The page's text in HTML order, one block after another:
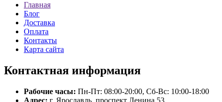
Главная
Блог
Доставка
Оплата
Контакты
Карта сайта
Контактная информация
Рабочие часы: Пн-Пт: 08:00-20:00, Сб-Вс: 10:00-18:00
Адрес: г. Ярославль, проспект Ленина 53.